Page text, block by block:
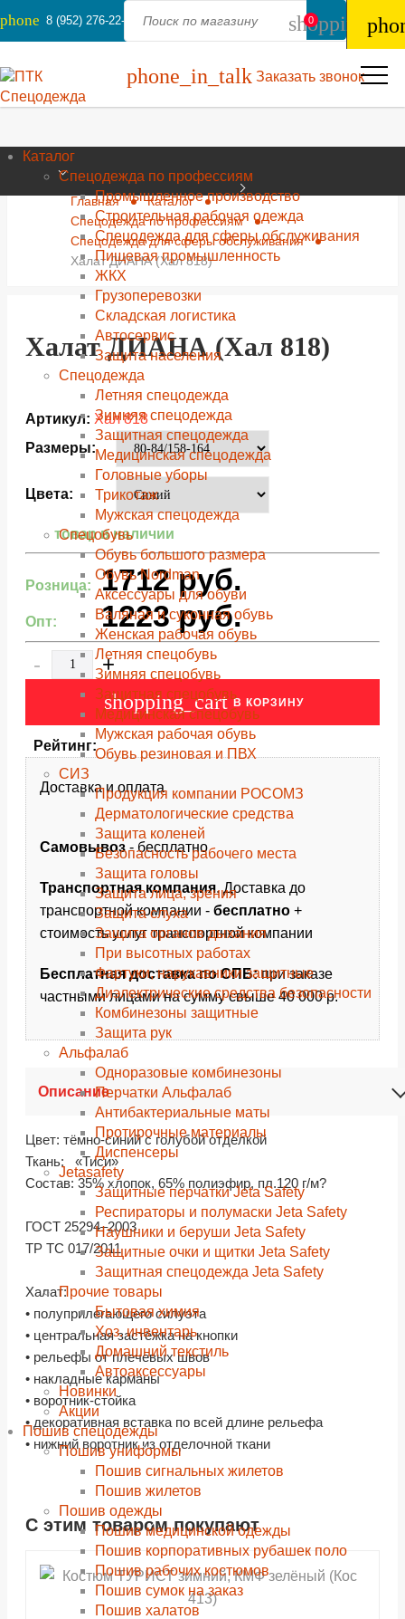
phone 8 (952) 276-22-44
phone_in_talk Заказать звонок
Каталог
Спецодежда по профессиям
Промышленное производство
Строительная рабочая одежда
Спецодежда для сферы обслуживания
Пищевая промышленность
ЖКХ
Грузоперевозки
Складская логистика
Автосервис
Защита населения
Спецодежда
Летняя спецодежда
Зимняя спецодежда
Защитная спецодежда
Медицинская спецодежда
Головные уборы
Трикотаж
Мужская спецодежда
Спецобувь
Обувь большого размера
Обувь Nordman
Аксессуары для обуви
Валяная и суконная обувь
Женская рабочая обувь
Летняя спецобувь
Зимняя спецобувь
Защитная спецобувь
Медицинская спецобувь
Мужская рабочая обувь
Обувь резиновая и ПВХ
СИЗ
Продукция компании РОСОМЗ
Дерматологические средства
Защита коленей
Безопасность рабочего места
Защита головы
Защита лица, зрения
Защита слуха
Защита органов дыхания
При высотных работах
Фартуки, нарукавники защитные
Диэлектрические средства безопасности
Комбинезоны защитные
Защита рук
Альфалаб
Одноразовые комбинезоны
Перчатки Альфалаб
Антибактериальные маты
Протирочные материалы
Диспенсеры
Jetasafety
Защитные перчатки Jeta Safety
Респираторы и полумаски Jeta Safety
Наушники и беруши Jeta Safety
Защитные очки и щитки Jeta Safety
Защитная спецодежда Jeta Safety
Прочие товары
Бытовая химия
Хоз. инвентарь
Домашний текстиль
Автоаксессуары
Новинки
Акции
Пошив спецодежды
Пошив униформы
Пошив сигнальных жилетов
Пошив жилетов
Пошив одежды
Пошив медицинской одежды
Пошив корпоративных рубашек поло
Пошив рабочих костюмов
Пошив сумок на заказ
Пошив халатов
0
Главная
Каталог
Спецодежда по профессиям
Спецодежда для сферы обслуживания
Халат ДИАНА (Хал 818)
Халат ДИАНА (Хал 818)
Артикул: Хал 818
Размеры:
Цвета:
товар в наличии
Розница: 1712руб.
Опт: 1223руб.
- +
shopping_cart В КОРЗИНУ
Рейтинг:
Доставка и оплата
Самовывоз- бесплатно
Транспортная компания. Доставка до
транспортной компании - бесплатно +
стоимость услуг транспортной компании
Бесплатная доставка по СПБ:при заказе
частными лицами на сумму свыше 40 000 р.
Описание
Цвет: тёмно-синий с голубой отделкой
Ткань: «Тиси»
Состав: 35% хлопок, 65% полиэфир, пл.120 г/м?
ГОСТ 25294–2003
ТР ТС 017/2011
Халат:
• полуприлегающего силуэта
• центральная застёжка на кнопки
• рельефы от плечевых швов
• накладные карманы
• воротник-стойка
• декоративная вставка по всей длине рельефа
• нижний воротник из отделочной ткани
С этим товаром покупают
shopping_cart В КОРЗИНУ
navigate_next
ПОДРОБНЕЕ
shopping_cart В КОРЗИНУ
navigate_next
ПОДРОБНЕЕ
shopping_cart В КОРЗИНУ
navigate_next
ПОДРОБНЕЕ
shopping_cart В КОРЗИНУ
navigate_next
ПОДРОБНЕЕ
shopping_cart В КОРЗИНУ
navigate_next
ПОДРОБНЕЕ
shopping_cart В КОРЗИНУ
navigate_next
ПОДРОБНЕЕ
shopping_cart В КОРЗИНУ
navigate_next
ПОДРОБНЕЕ
shopping_cart В КОРЗИНУ
navigate_next
ПОДРОБНЕЕ